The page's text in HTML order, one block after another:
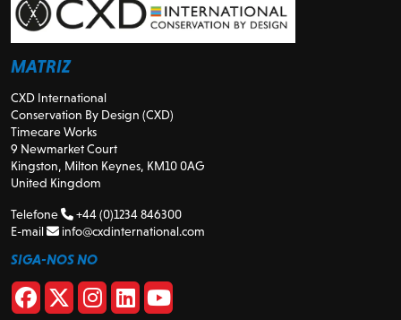
MATRIZ
CXD International
Conservation By Design (CXD)
Timecare Works
9 Newmarket Court
Kingston, Milton Keynes, KM10 0AG
United Kingdom
Telefone
+44 (0)1234 846300
E-mail
info@cxdinternational.com
SIGA-NOS NO